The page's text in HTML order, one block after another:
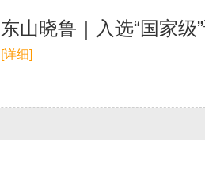
东山晓鲁｜入选“国家级
[详细]